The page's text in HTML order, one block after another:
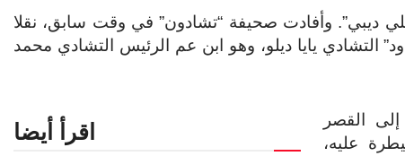
ديبي”. وأفادت صحيفة “تشادون” في وقت سابق، نقلا
التشادي يايا ديلو، وهو ابن عم الرئيس التشادي محمد
اقرأ أيضا
القصر
عليه،